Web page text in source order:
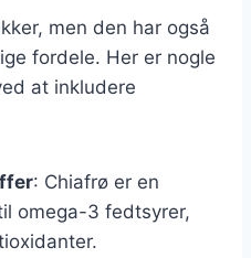
men den har også
fordele. Her er nogle
at inkludere
: Chiafrø er en
omega-3 fedtsyrer,